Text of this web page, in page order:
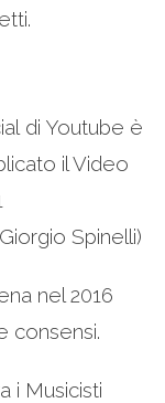
di Youtube è
il Video
Spinelli)
nel 2016
consensi.
i Musicisti